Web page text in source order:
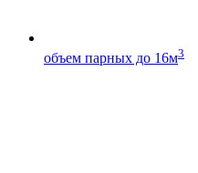
объем парных до 16м3